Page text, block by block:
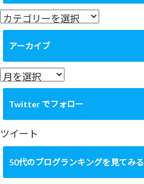
カ
テ
リ
ー
アーカイブ
ア
ー
イ
ブ
Twitter でフォロー
ツイート
50代のブログランキングを見てみる